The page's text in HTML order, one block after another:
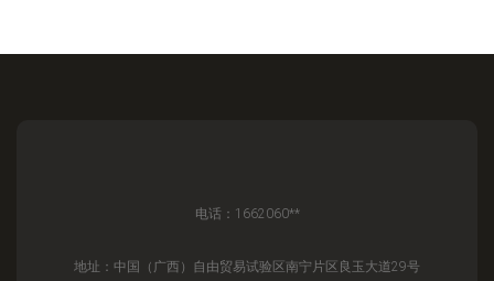
电话：1662060**
地址：中国（广西）自由贸易试验区南宁片区良玉大道29号